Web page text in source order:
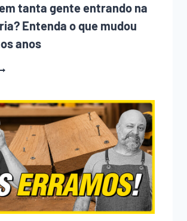
tanta gente entrando na
Entenda o que mudou
anos